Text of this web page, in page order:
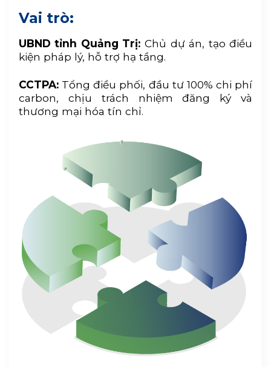
Vai trò:
UBND tỉnh Quảng Trị: Chủ dự án, tạo điều
kiện pháp lý, hỗ trợ hạ tầng.
CCTPA:Tổng điều phối, đầu tư 100% chi phí
carbon, chịu trách nhiệm đăng ký và
thương mại hóa tín chỉ.